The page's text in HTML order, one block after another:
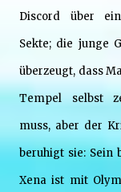
Discord über
Sekte; die junge
überzeugt, dass
Tempel selbst
muss, aber der
beruhigt sie: Sein
Xena ist mit